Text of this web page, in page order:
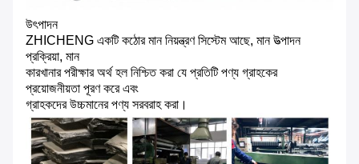
উৎপাদন
ZHICHENG একটি কঠোর মান নিয়ন্ত্রণ সিস্টেম আছে, মান উত্পাদন
প্রক্রিয়া, মান
কারখানার পরীক্ষার অর্থ হল নিশ্চিত করা যে প্রতিটি পণ্য গ্রাহকের
প্রয়োজনীয়তা পূরণ করে এবং
গ্রাহকদের উচ্চমানের পণ্য সরবরাহ করা।